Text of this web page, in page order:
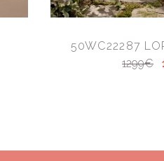
50WC22287
1299€